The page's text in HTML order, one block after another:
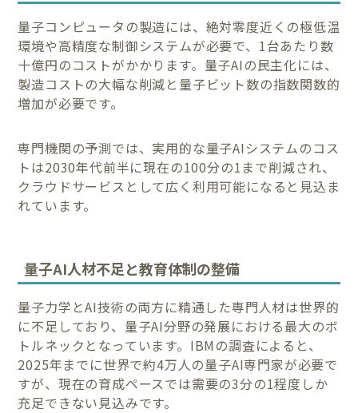
量子コンピュータの製造には、絶対零度近くの極低温
環境や高精度な制御システムが必要で、1台あたり数
十億円のコストがかかります。量子AIの民主化には、
製造コストの大幅な削減と量子ビット数の指数関数的
増加が必要です。
専門機関の予測では、実用的な量子AIシステムのコス
トは2030年代前半に現在の100分の1まで削減され、
クラウドサービスとして広く利用可能になると見込ま
れています。
量子AI人材不足と教育体制の整備
量子力学とAI技術の両方に精通した専門人材は世界的
に不足しており、量子AI分野の発展における最大のボ
トルネックとなっています。IBMの調査によると、
2025年までに世界で約4万人の量子AI専門家が必要で
すが、現在の育成ペースでは需要の3分の1程度しか
充足できない見込みです。